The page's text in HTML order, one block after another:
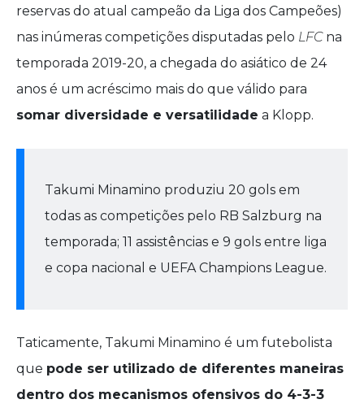
reservas do atual campeão da Liga dos Campeões)
nas inúmeras competições disputadas pelo LFC na
temporada 2019-20, a chegada do asiático de 24
anos é um acréscimo mais do que válido para
somar diversidade e versatilidade a Klopp.
Takumi Minamino produziu 20 gols em
todas as competições pelo RB Salzburg na
temporada; 11 assistências e 9 gols entre liga
e copa nacional e UEFA Champions League.
Taticamente, Takumi Minamino é um futebolista
que pode ser utilizado de diferentes maneiras
dentro dos mecanismos ofensivos do 4-3-3